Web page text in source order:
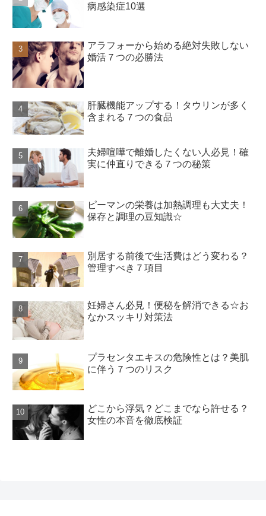
病感染症10選
アラフォーから始める絶対失敗しない
婚活７つの必勝法
肝臓機能アップする！タウリンが多く
含まれる７つの食品
夫婦喧嘩で離婚したくない人必見！確
実に仲直りできる７つの秘策
ピーマンの栄養は加熱調理も大丈夫！
保存と調理の豆知識☆
別居する前後で生活費はどう変わる？
管理すべき７項目
妊婦さん必見！便秘を解消できる☆お
なかスッキリ対策法
プラセンタエキスの危険性とは？美肌
に伴う７つのリスク
どこから浮気？どこまでなら許せる？
女性の本音を徹底検証